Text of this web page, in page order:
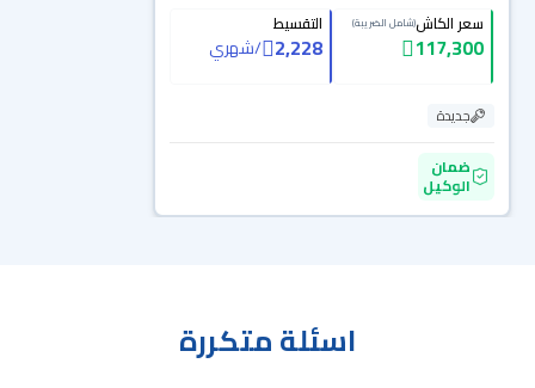
سعر الكاش(شامل الضريبة)
117,300
التقسيط
2,228
/شهري
جديدة
ضمان
الوكيل
اسئلة متكررة